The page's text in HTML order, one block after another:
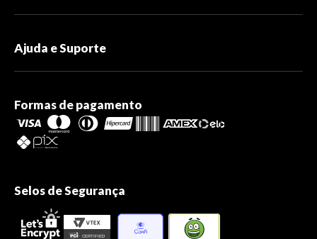
Ajuda e Suporte
Formas de pagamento
Selos de Segurança